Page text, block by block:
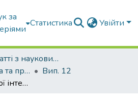
за
Статистика Увійти
Вибрані статті з наукових збірників КНУБА
Екологічна безпека та природокористування
Вип. 12
Засоби онтологічної інтеграції і супроводу розподілених просторових та семантичних інформаційних ресурсів